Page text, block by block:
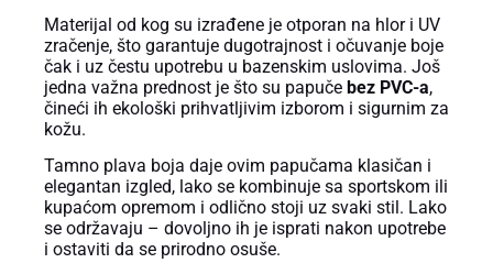
Materijal od kog su izrađene je otporan na hlor i UV
zračenje, što garantuje dugotrajnost i očuvanje boje
čak i uz čestu upotrebu u bazenskim uslovima. Još
jedna važna prednost je što su papuče bez PVC-a,
čineći ih ekološki prihvatljivim izborom i sigurnim za
kožu.
Tamno plava boja daje ovim papučama klasičan i
elegantan izgled, lako se kombinuje sa sportskom ili
kupaćom opremom i odlično stoji uz svaki stil. Lako
se održavaju – dovoljno ih je isprati nakon upotrebe
i ostaviti da se prirodno osuše.